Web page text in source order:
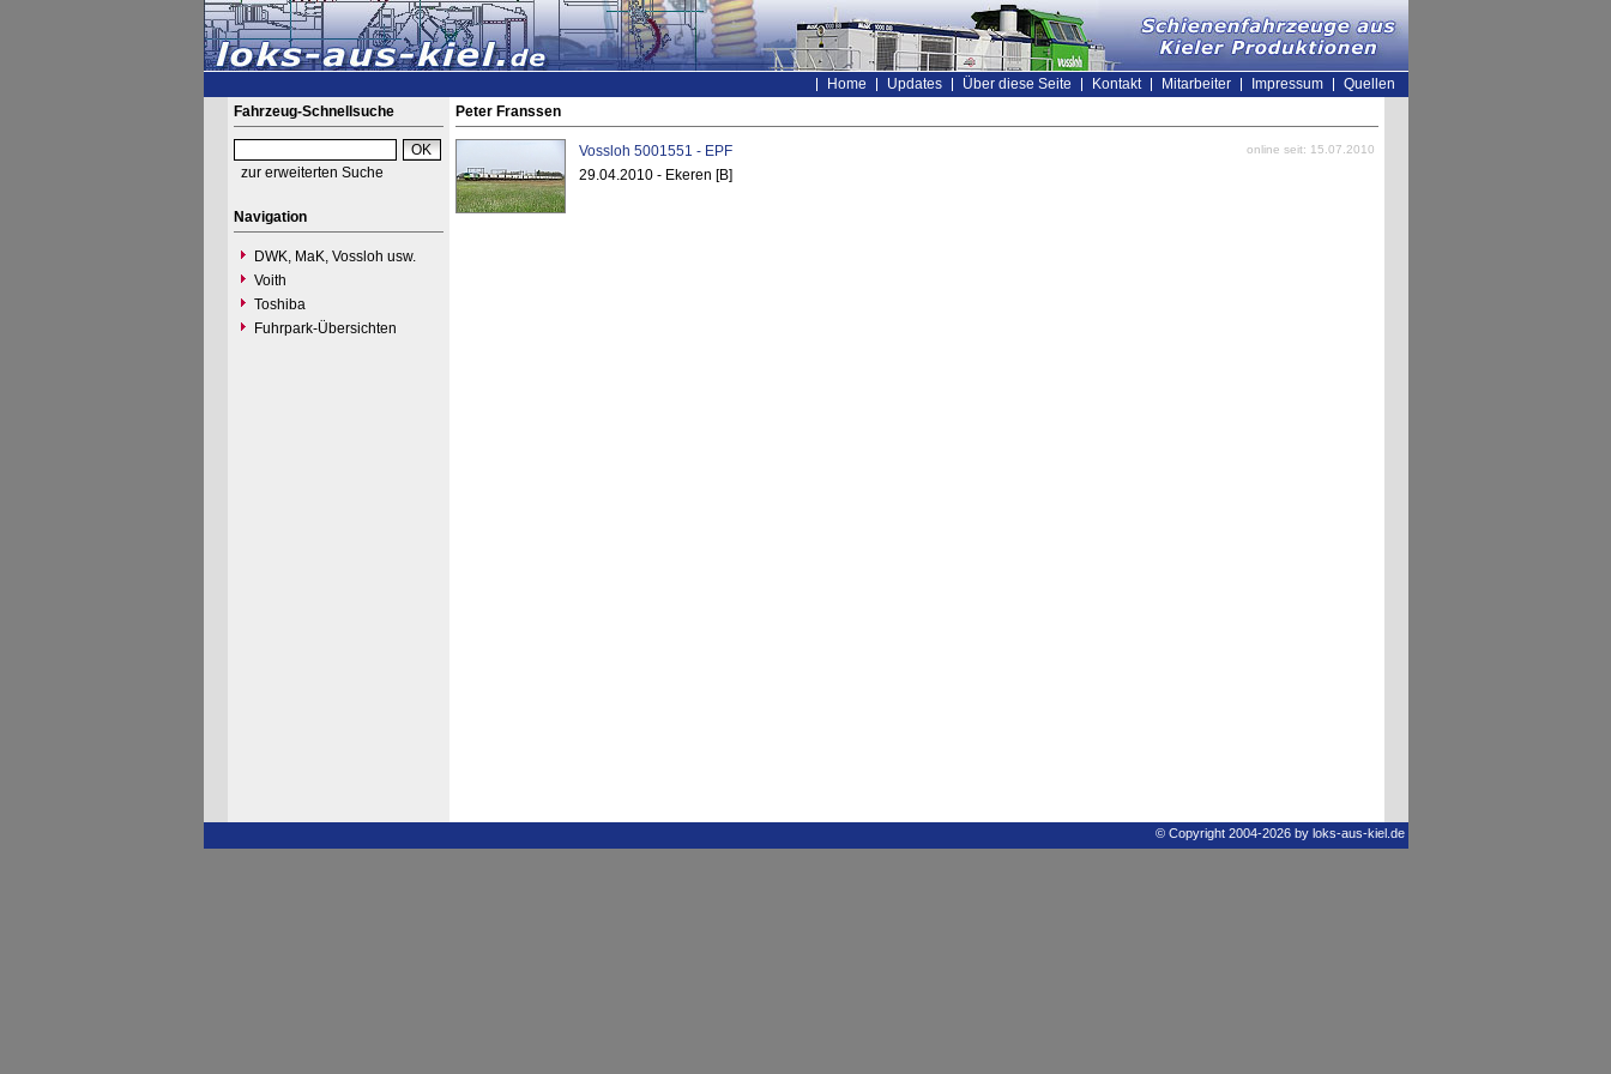
Home Updates Über diese Seite Kontakt Mitarbeiter Impressum
Quellen
Fahrzeug-Schnellsuche
zur erweiterten Suche
Navigation
DWK, MaK, Vossloh usw.
Voith
Toshiba
Fuhrpark-Übersichten
Peter Franssen
Vossloh 5001551 - EPF online seit: 15.07.2010
29.04.2010 - Ekeren [B]
© Copyright 2004-2026 by loks-aus-kiel.de